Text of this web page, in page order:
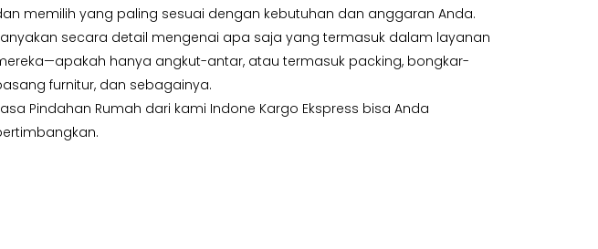
memilih yang paling sesuai dengan kebutuhan dan anggaran Anda.
secara detail mengenai apa saja yang termasuk dalam layanan
hanya angkut-antar, atau termasuk packing, bongkar-
furnitur, dan sebagainya.
Pindahan Rumah dari kami Indone Kargo Ekspress bisa Anda